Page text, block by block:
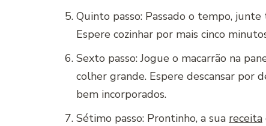
Quinto passo: Passado o tempo,
Espere cozinhar por mais cinco
Sexto passo: Jogue o macarrão na
colher grande. Espere descansar por
bem incorporados.
Sétimo passo: Prontinho, a sua receita